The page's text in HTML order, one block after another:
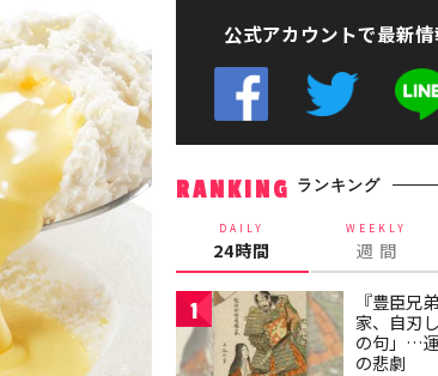
公式アカウントで最新情
RANKING ランキング
DAILY
24時間
WEEKLY
週 間
1
『豊臣兄
家、自刃
の句」…
の悲劇